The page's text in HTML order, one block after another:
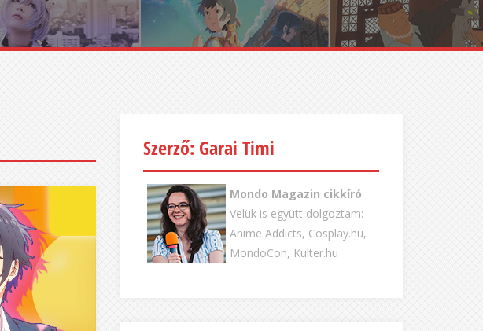
Szerző: Garai Timi
Mondo Magazin cikkíró
Velük is együtt dolgoztam:
Anime Addicts, Cosplay.hu,
MondoCon, Kulter.hu